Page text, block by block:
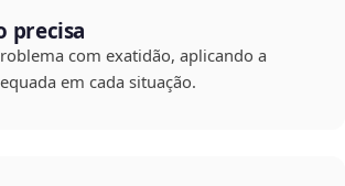
precisa
com exatidão, aplicando a
em cada situação.